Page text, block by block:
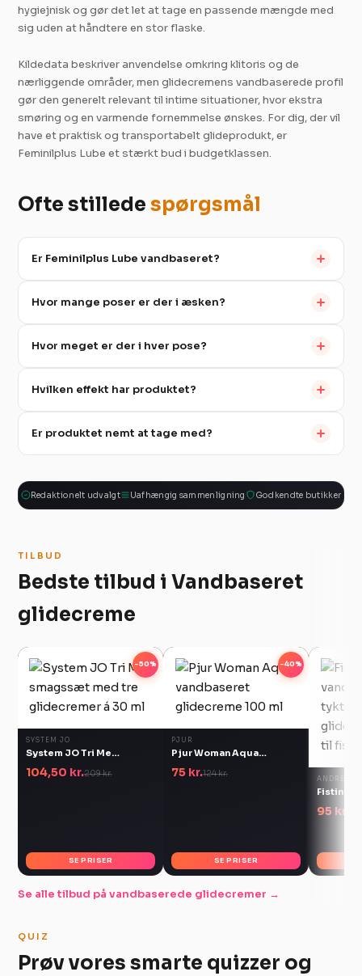
hygiejnisk og gør det let at tage en passende mængde med
sig uden at håndtere en stor flaske.
Kildedata beskriver anvendelse omkring klitoris og de
nærliggende områder, men glidecremens vandbaserede profil
gør den generelt relevant til intime situationer, hvor ekstra
smøring og en varmende fornemmelse ønskes. For dig, der vil
have et praktisk og transportabelt glideprodukt, er
Feminilplus Lube et stærkt bud i budgetklassen.
Ofte stillede spørgsmål
Er Feminilplus Lube vandbaseret?
Hvor mange poser er der i æsken?
Hvor meget er der i hver pose?
Hvilken effekt har produktet?
Er produktet nemt at tage med?
Redaktionelt udvalgt Uafhængig sammenligning Godkendte butikker
TILBUD
Bedste tilbud i Vandbaseret
glidecreme
-50%
SYSTEM JO
System JO Tri Me
sæt 3 x 30 ml
104,50 kr.209 kr.
SE PRISER
-40%
PJUR
Pjur Woman Aqua
100 ml
75 kr.124 kr.
SE PRISER
ANDRE
Fisting
95 kr.
Se alle tilbud på vandbaserede glidecremer →
QUIZ
Prøv vores smarte quizzer og